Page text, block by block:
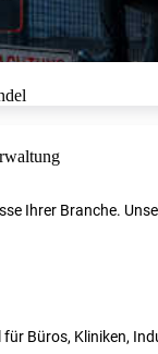
Ihrer Branche.
Büros, Kliniken,